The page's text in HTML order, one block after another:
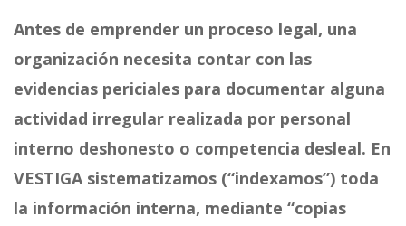
Antes de emprender un proceso legal, una
organización necesita contar con las
evidencias periciales para documentar alguna
actividad irregular realizada por personal
interno deshonesto o competencia desleal. En
VESTIGA sistematizamos (“indexamos”) toda
la información interna, mediante “copias